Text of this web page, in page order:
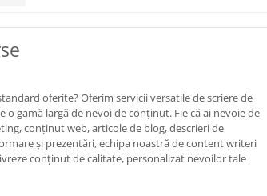
oferite? Oferim servicii versatile de scriere de
gamă largă de nevoi de conținut. Fie că ai nevoie de
conținut web, articole de blog, descrieri de
și prezentări, echipa noastră de content writeri
conținut de calitate, personalizat nevoilor tale